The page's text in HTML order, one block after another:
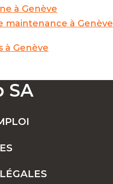
à Genève
maintenance à Genève
à Genève
SA